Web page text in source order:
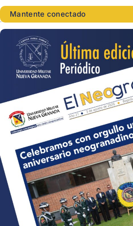
Mantente conectado